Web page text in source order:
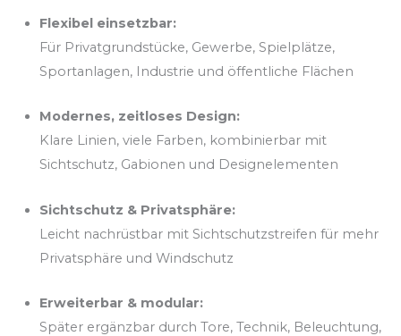
Flexibel einsetzbar:
Für Privatgrundstücke, Gewerbe, Spielplätze,
Sportanlagen, Industrie und öffentliche Flächen
Modernes, zeitloses Design:
Klare Linien, viele Farben, kombinierbar mit
Sichtschutz, Gabionen und Designelementen
Sichtschutz & Privatsphäre:
Leicht nachrüstbar mit Sichtschutzstreifen für mehr
Privatsphäre und Windschutz
Erweiterbar & modular:
Später ergänzbar durch Tore, Technik, Beleuchtung,